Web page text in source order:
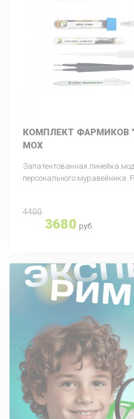
КОМПЛЕКТ ФАРМИКОВ
МОХ
Запатентованная линейка
персонального муравейника.
4400
3680 руб.